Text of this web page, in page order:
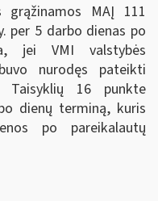
grąžinamos MAĮ 111
per 5 darbo dienas po
jei VMI valstybės
nurodęs pateikti
Taisyklių 16 punkte
dienų terminą, kuris
po pareikalautų